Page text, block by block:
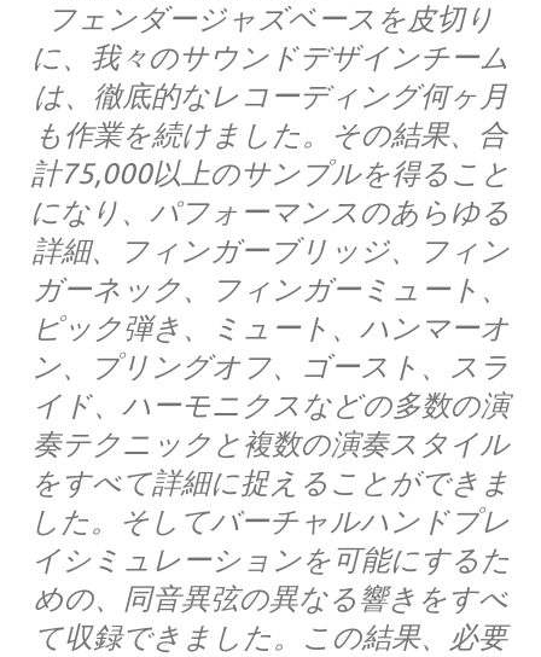
フェンダージャズベースを皮切り
に、我々のサウンドデザインチーム
は、徹底的なレコーディング何ヶ月
も作業を続けました。その結果、合
計75,000以上のサンプルを得ること
になり、パフォーマンスのあらゆる
詳細、フィンガーブリッジ、フィン
ガーネック、フィンガーミュート、
ピック弾き、ミュート、ハンマーオ
ン、プリングオフ、ゴースト、スラ
イド、ハーモニクスなどの多数の演
奏テクニックと複数の演奏スタイル
をすべて詳細に捉えることができま
した。そしてバーチャルハンドプレ
イシミュレーションを可能にするた
めの、同音異弦の異なる響きをすべ
て収録できました。この結果、必要